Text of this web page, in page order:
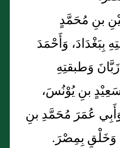
بنِ مُحَمَّدٍ
بِبَغْدَادَ، وَأَحْمَدَ
وَطبقتِهِ
بنِ يُوْنُسَ،
عُمَرَ مُحَمَّدِ بنِ
وَخَلْقٍ بِمِصْرَ.